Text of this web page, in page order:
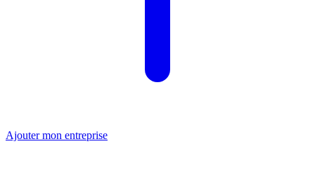
Ajouter mon entreprise